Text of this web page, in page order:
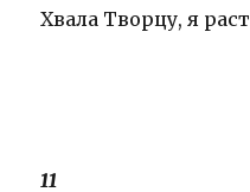
Хвала Творцу, я
11